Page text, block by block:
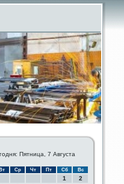
Пятница, 7 Августа
Вт Ср Чт Пт Сб Вс
1
2